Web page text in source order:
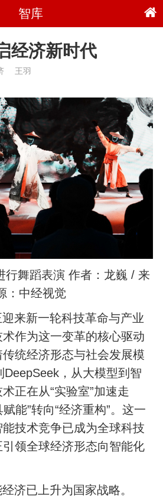
智库
经济新时代
王羽
行舞蹈表演 作者：龙巍 / 来
：中经视觉
来新一轮科技革命与产业
作为这一变革的核心驱动
统经济形态与社会发展模
，从大模型到智
正在从“实验室”加速走
赋能”转向“经济重构”。这一
技术竞争已成为全球科技
领全球经济形态向智能化
济已上升为国家战略。